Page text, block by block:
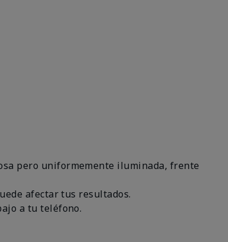
pero uniformemente iluminada, frente
afectar tus resultados.
a tu teléfono.